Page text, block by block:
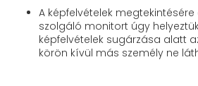
A képfelvételek megtekintésére
szolgáló monitort úgy
képfelvételek sugárzása alatt
körön kívül más személy ne